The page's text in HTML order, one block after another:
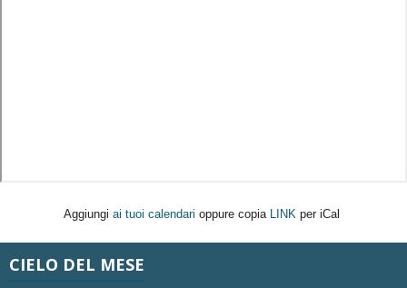
Aggiungi ai tuoi calendari oppure copia LINK per iCal
CIELO DEL MESE